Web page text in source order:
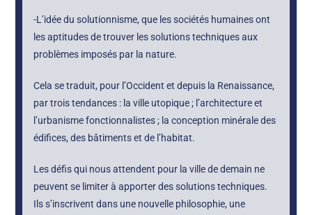
-L’idée du solutionnisme, que les sociétés humaines ont
les aptitudes de trouver les solutions techniques aux
problèmes imposés par la nature.
Cela se traduit, pour l’Occident et depuis la Renaissance,
par trois tendances : la ville utopique ; l’architecture et
l’urbanisme fonctionnalistes ; la conception minérale des
édifices, des bâtiments et de l’habitat.
Les défis qui nous attendent pour la ville de demain ne
peuvent se limiter à apporter des solutions techniques.
Ils s’inscrivent dans une nouvelle philosophie, une